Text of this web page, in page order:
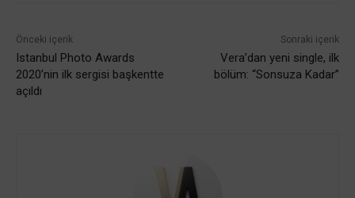
Önceki içerik
Istanbul Photo Awards
2020’nin ilk sergisi başkentte
açıldı
Sonraki içerik
Vera’dan yeni single, ilk
bölüm: “Sonsuza Kadar”